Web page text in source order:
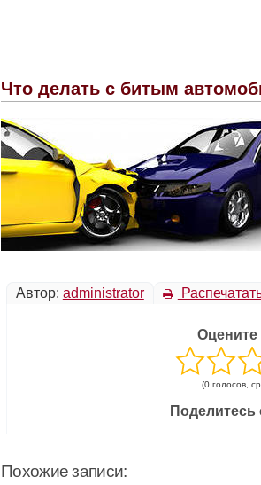
Что делать с битым
Автор: administrator
Оцените
(0 голосов,
Поделитесь
Похожие записи: